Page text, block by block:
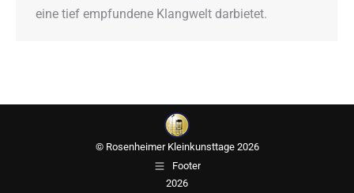
eine tief empfundene Klangwelt darbietet.
© Rosenheimer Kleinkunsttage 2026
Footer
2026